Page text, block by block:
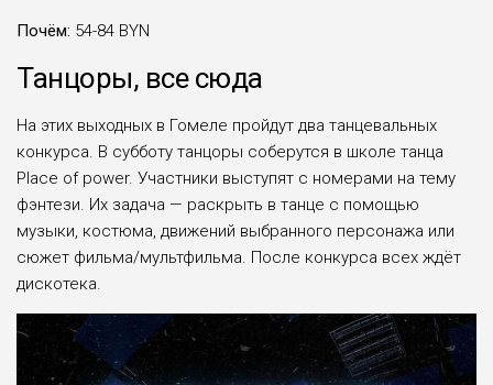
Почём: 54-84 BYN
Танцоры, все сюда
На этих выходных в Гомеле пройдут два танцевальных
конкурса. В субботу танцоры соберутся в школе танца
Place of power. Участники выступят с номерами на тему
фэнтези. Их задача — раскрыть в танце с помощью
музыки, костюма, движений выбранного персонажа или
сюжет фильма/мультфильма. После конкурса всех ждёт
дискотека.